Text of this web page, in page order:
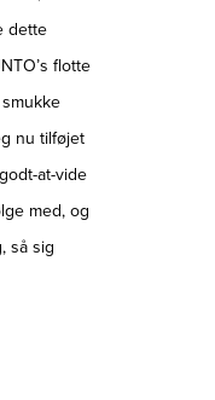
dette
flotte
nu tilføjet
at-vide
med, og
så sig